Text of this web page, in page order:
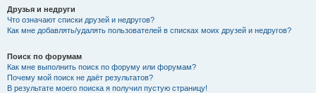
Друзья и недруги
Что означают списки друзей и недругов?
Как мне добавлять/удалять пользователей в списках моих друзей и недругов?
Поиск по форумам
Как мне выполнить поиск по форуму или форумам?
Почему мой поиск не даёт результатов?
В результате моего поиска я получил пустую страницу!